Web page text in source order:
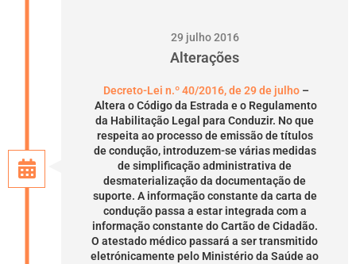
29 julho 2016
Alterações
Decreto-Lei n.º 40/2016, de 29 de julho–
Altera o Código da Estrada e o Regulamento
da Habilitação Legal para Conduzir. No que
respeita ao processo de emissão de títulos
de condução, introduzem-se várias medidas
de simplificação administrativa de
desmaterialização da documentação de
suporte. A informação constante da carta de
condução passa a estar integrada com a
informação constante do Cartão de Cidadão.
O atestado médico passará a ser transmitido
eletrónicamente pelo Ministério da Saúde ao